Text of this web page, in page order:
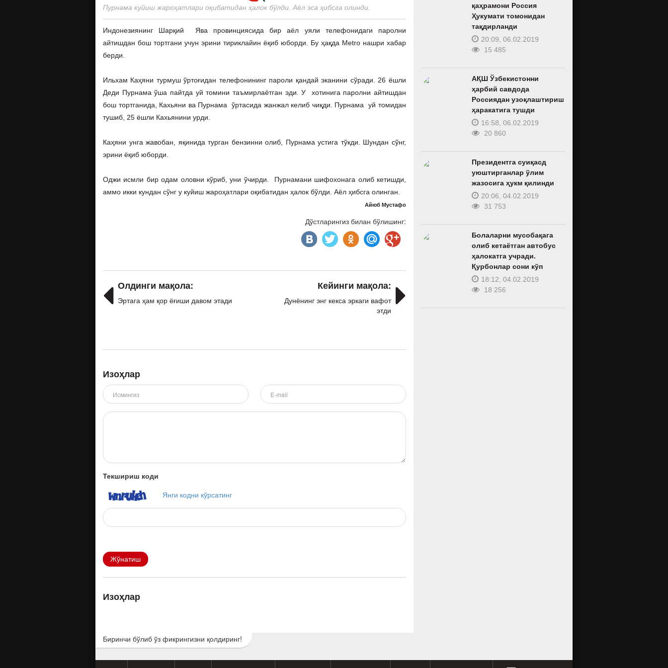
Пурнама куйиш жароҳатлари оқибатидан ҳалок бўлди. Аёл эса ҳибсга олинди.
Индонезиянинг Шарқий Ява провинциясида бир аёл уяли телефонидаги паролни
айтишдан бош тортгани учун эрини тириклайин ёқиб юборди. Бу ҳақда Metro нашри хабар
берди.
Ильхам Каҳяни турмуш ўртоғидан телефонининг пароли қандай эканини сўради. 26 ёшли
Деди Пурнама ўша пайтда уй томини таъмирлаётган эди. У хотинига паролни айтишдан
бош тортганида, Кахьяни ва Пурнама ўртасида жанжал келиб чиқди. Пурнама уй томидан
тушиб, 25 ёшли Кахьянини урди.
Каҳяни унга жавобан, яқинида турган бензинни олиб, Пурнама устига тўкди. Шундан сўнг,
эрини ёқиб юборди.
Оджи исмли бир одам оловни кўриб, уни ўчирди. Пурнамани шифохонага олиб кетишди,
аммо икки кундан сўнг у куйиш жароҳатлари оқибатидан ҳалок бўлди. Аёл ҳибсга олинган.
Айюб Мустафо
Дўстларингиз билан бўлишинг:
Кейинги мақола:
Дунёнинг энг кекса эркаги вафот
этди
Олдинги мақола:
Эртага ҳам қор ёғиши давом этади
Изоҳлар
Текшириш коди
Янги кодни кўрсатинг
Жўнатиш
Изоҳлар
Биринчи бўлиб ўз фикрингизни қолдиринг!
қаҳрамони Россия
Ҳукумати томонидан
тақдирланди
20:09, 06.02.2019
15 485
АҚШ Ўзбекистонни
ҳарбий савдода
Россиядан узоқлаштириш
ҳаракатига тушди
16:58, 06.02.2019
20 860
Президентга суиқасд
уюштирганлар ўлим
жазосига ҳукм қилинди
20:06, 04.02.2019
31 753
Болаларни мусобақага
олиб кетаётган автобус
ҳалокатга учради.
Қурбонлар сони кўп
18:12, 04.02.2019
18 256